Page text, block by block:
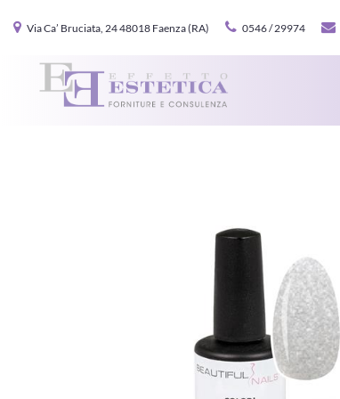
Via Ca’ Bruciata, 24 48018 Faenza (RA) 0546 / 29974